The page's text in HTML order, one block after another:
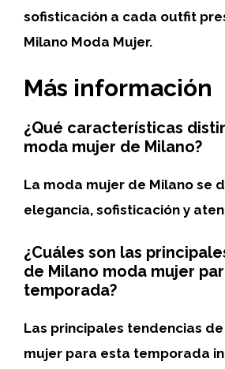
sofisticación a cada outfit
Milano Moda Mujer.
Más información
¿Qué características
moda mujer de Milano?
La moda mujer de Milano se
elegancia, sofisticación y
¿Cuáles son las
de Milano moda mujer
temporada?
Las principales tendencias
mujer para esta temporada